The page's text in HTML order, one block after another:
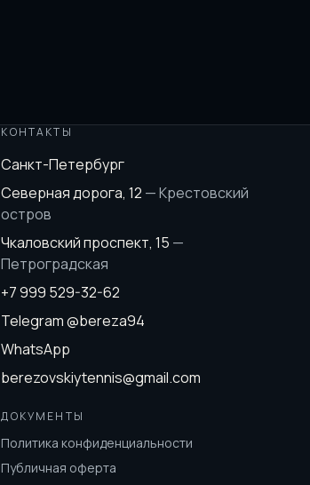
КОНТАКТЫ
Санкт-Петербург
Северная дорога, 12 —Крестовский
остров
Чкаловский проспект, 15 —
Петроградская
+7 999 529-32-62
Telegram@bereza94
WhatsApp
berezovskiytennis@gmail.com
ДОКУМЕНТЫ
Политика конфиденциальности
Публичная оферта